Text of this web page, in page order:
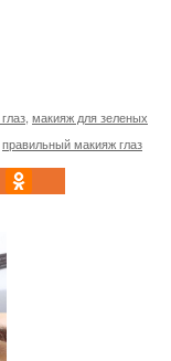
, макияж для зеленых
правильный макияж глаз